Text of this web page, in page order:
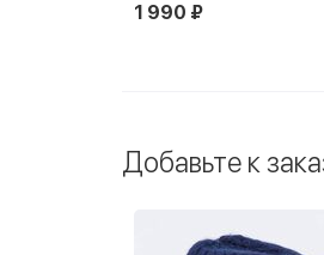
1 990 ₽
Добавьте к